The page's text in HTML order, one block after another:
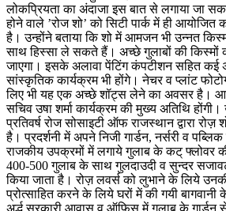
लोकप्रियता का अंदाजा इस बात से लगाया जा
होने वाले ’रोज शो’ को सिटी पार्क में ही आयोजित
है। उन्होंने बताया कि शो में आमजन भी उन्नत
साथ हिस्सा ले सकते हैं। अच्छे गुलाबों की किस्मों
जाएगा। इसके अलावा पेंटिंग कंपटीशन सहित कई
सांस्कृतिक कार्यक्रम भी होंगे। नेचर व प्लांट
लिए भी यह एक अच्छे शॉट्स लेने का अवसर है।
सचिव उषा शर्मा कार्यक्रम की मुख्य अतिथि
प्रतिवर्ष रोज सोसाइटी ऑफ राजस्थान द्वारा रोज़
है। प्रदर्शनी में अपने निजी गार्डन, नर्सरी व
राजकीय उपक्रमों में लगाये गुलाब के कट् फ्लोवर
400-500 गुलाब के साथ गुलदाउदी व सुन्दर
किया जाता है। रोज़ लवर्स को लुभाने के लिये उनकी
प्रोत्साहित करने के लिये घरों में की गयी
अर्द्ध सरकारी आवास व ऑफिस में गुलाब के गार्डन से